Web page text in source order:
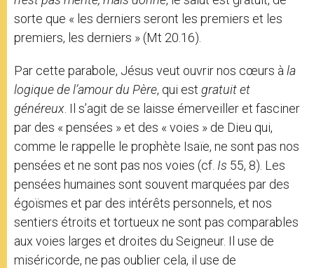
sorte que « les derniers seront les premiers et les
premiers, les derniers » (Mt 20.16).
Par cette parabole, Jésus veut ouvrir nos cœurs à la
logique de l’amourdu Père, qui est gratuit et
généreux . Il s’agit de se laisse émerveiller et fasciner
par des « pensées » et des « voies » de Dieu qui,
comme le rappelle le prophète Isaïe, ne sont pas nos
pensées et ne sont pas nos voies (cf. Is 55, 8). Les
pensées humaines sont souvent marquées par des
égoïsmes et par des intérêts personnels, et nos
sentiers étroits et tortueux ne sont pas comparables
aux voies larges et droites du Seigneur. Il use de
miséricorde, ne pas oublier cela, il use de